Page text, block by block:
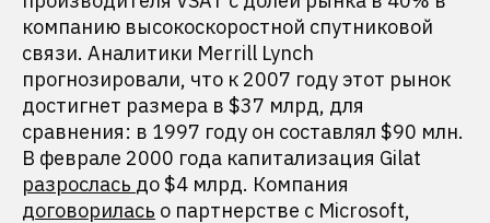
компанию высокоскоростной спутниковой
связи. Аналитики Merrill Lynch
прогнозировали, что к 2007 году этот рынок
достигнет размера в $37 млрд, для
сравнения: в 1997 году он составлял $90 млн.
В феврале 2000 года капитализация Gilat
разрослась до $4 млрд. Компания
договорилась о партнерстве с Microsoft,